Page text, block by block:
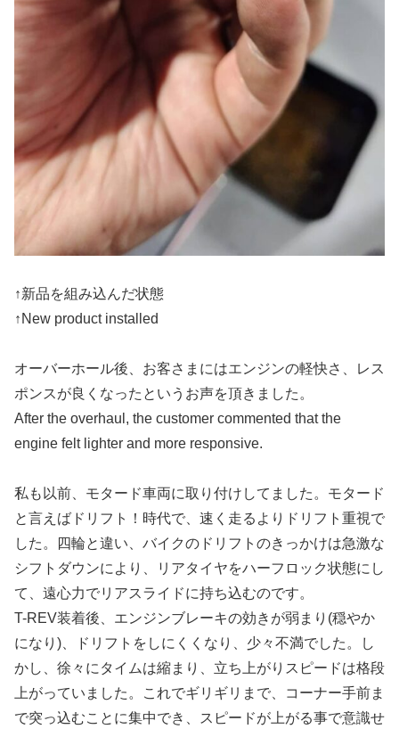
↑新品を組み込んだ状態
↑New product installed
オーバーホール後、お客さまにはエンジンの軽快さ、レス
ポンスが良くなったというお声を頂きました。
After the overhaul, the customer commented that the
engine felt lighter and more responsive.
私も以前、モタード車両に取り付けしてました。モタード
と言えばドリフト！時代で、速く走るよりドリフト重視で
した。四輪と違い、バイクのドリフトのきっかけは急激な
シフトダウンにより、リアタイヤをハーフロック状態にし
て、遠心力でリアスライドに持ち込むのです。
T-REV装着後、エンジンブレーキの効きが弱まり(穏やか
になり)、ドリフトをしにくくなり、少々不満でした。し
かし、徐々にタイムは縮まり、立ち上がりスピードは格段
上がっていました。これでギリギリまで、コーナー手前ま
で突っ込むことに集中でき、スピードが上がる事で意識せ